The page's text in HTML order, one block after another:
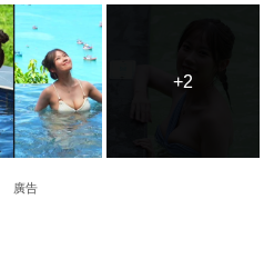
+2
+2
廣告